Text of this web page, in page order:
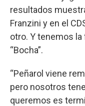
resultados
Franzini y en el
otro. Y tenemos la
“Bocha”.
“Peñarol viene
pero nosotros
queremos es